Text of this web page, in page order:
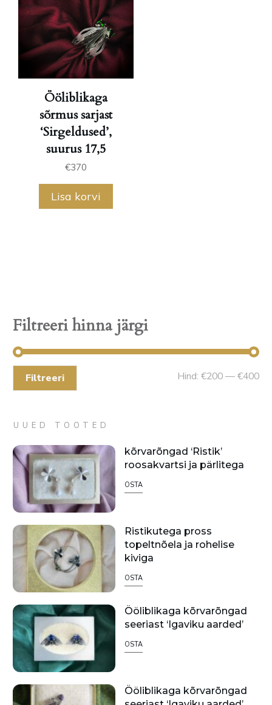
Ööliblikaga
sõrmus sarjast
‘Sirgeldused’,
suurus 17,5
€370
Lisa korvi
Filtreeri hinna järgi
Filtreeri Hind: €200—€400
UUED TOOTED
kõrvarõngad ‘Ristik’
roosakvartsi ja pärlitega
OSTA
Ristikutega pross
topeltnõela ja rohelise
kiviga
OSTA
Ööliblikaga kõrvarõngad
seeriast ‘Igaviku aarded’
OSTA
Ööliblikaga kõrvarõngad